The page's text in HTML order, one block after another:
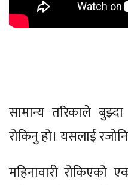
सामान्य तरिकाले
रोकिनु हो। यसलाई
महिनावारी रोकिएको